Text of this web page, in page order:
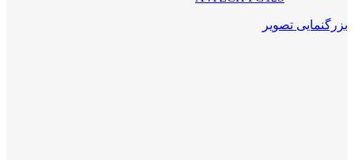
بزرگنمایی تصویر